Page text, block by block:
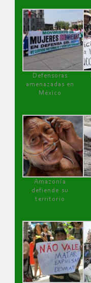
Defensoras
amenazadas en
México
Amazonía
defiende su
territorio